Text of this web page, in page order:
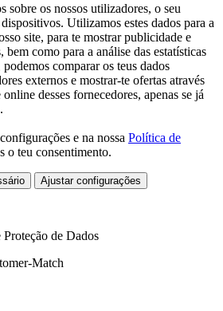
sobre os nossos utilizadores, o seu
Utilizamos estes dados para a
site, para te mostrar publicidade e
bem como para a análise das estatísticas
comparar os teus dados
externos e mostrar-te ofertas através
desses fornecedores, apenas se já
e na nossa Política de
o teu consentimento.
Ajustar configurações
de Dados
Match